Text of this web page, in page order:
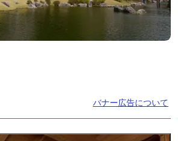
バナー広告について